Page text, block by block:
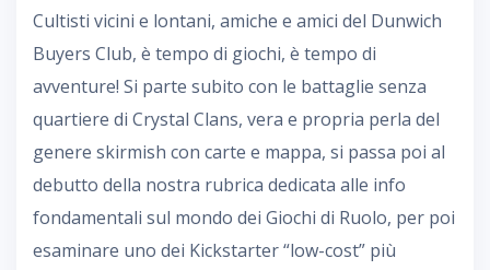
Cultisti vicini e lontani, amiche e amici del Dunwich
Buyers Club, è tempo di giochi, è tempo di
avventure! Si parte subito con le battaglie senza
quartiere di Crystal Clans, vera e propria perla del
genere skirmish con carte e mappa, si passa poi al
debutto della nostra rubrica dedicata alle info
fondamentali sul mondo dei Giochi di Ruolo, per poi
esaminare uno dei Kickstarter “low-cost” più